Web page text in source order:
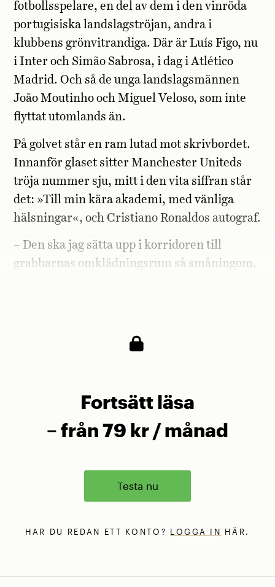
fotbollsspelare, en del av dem i den vinröda
portugisiska landslagströjan, andra i
klubbens grönvitrandiga. Där är Luís Figo, nu
i Inter och Simão Sabrosa, i dag i Atlético
Madrid. Och så de unga landslagsmännen
João Moutinho och Miguel Veloso, som inte
flyttat utomlands än.
På golvet står en ram lutad mot skrivbordet.
Innanför glaset sitter Manchester Uniteds
tröja nummer sju, mitt i den vita siffran står
det: »Till min kära akademi, med vänliga
hälsningar«, och Cristiano Ronaldos autograf.
– Den ska jag sätta upp i korridoren till
grabbarnas omklädningsrum så småningom.
Fortsätt läsa
– från 79 kr / månad
Testa nu
HAR DU REDAN ETT KONTO? LOGGA IN HÄR.